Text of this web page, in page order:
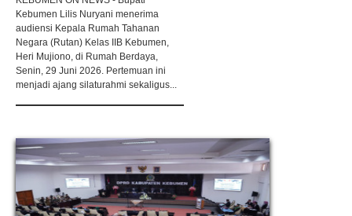
Kebumen Lilis Nuryani menerima
audiensi Kepala Rumah Tahanan
Negara (Rutan) Kelas IIB Kebumen,
Heri Mujiono, di Rumah Berdaya,
Senin, 29 Juni 2026. Pertemuan ini
menjadi ajang silaturahmi sekaligus...